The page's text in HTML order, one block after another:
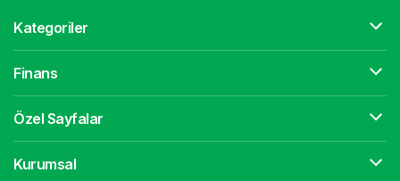
Kategoriler
Finans
Özel Sayfalar
Kurumsal